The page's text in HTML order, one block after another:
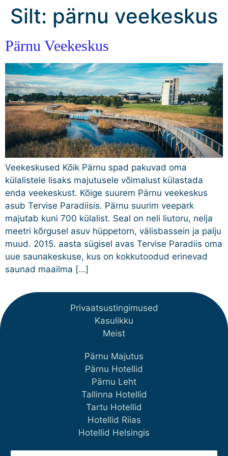
Silt: pärnu veekeskus
Pärnu Veekeskus
Veekeskused Kõik Pärnu spad pakuvad oma
külalistele lisaks majutusele võimalust külastada
enda veekeskust. Kõige suurem Pärnu veekeskus
asub Tervise Paradiisis. Pärnu suurim veepark
majutab kuni 700 külalist. Seal on neli liutoru, nelja
meetri kõrgusel asuv hüppetorn, välisbassein ja palju
muud. 2015. aasta sügisel avas Tervise Paradiis oma
uue saunakeskuse, kus on kokkutoodud erinevad
saunad maailma […]
Privaatsustingimused
Kasulikku
Meist
Pärnu Majutus
Pärnu Hotellid
Pärnu Leht
Tallinna Hotellid
Tartu Hotellid
Hotellid Riias
Hotellid Helsingis